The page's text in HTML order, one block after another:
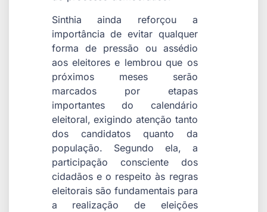
Sinthia ainda reforçou a
importância de evitar qualquer
forma de pressão ou assédio
aos eleitores e lembrou que os
próximos meses serão
marcados por etapas
importantes do calendário
eleitoral, exigindo atenção tanto
dos candidatos quanto da
população. Segundo ela, a
participação consciente dos
cidadãos e o respeito às regras
eleitorais são fundamentais para
a realização de eleições